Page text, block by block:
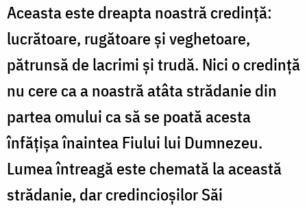
Aceasta este dreapta noastră credinţă:
lucrătoare, rugă­toare şi veghetoare,
pătrunsă de lacrimi şi trudă. Nici o credinţă
nu cere ca a noastră atâta strădanie din
partea omului ca să se poată acesta
înfăţişa înaintea Fiului lui Dumnezeu.
Lumea întreagă este chemată la această
strădanie, dar credincioşilor Săi